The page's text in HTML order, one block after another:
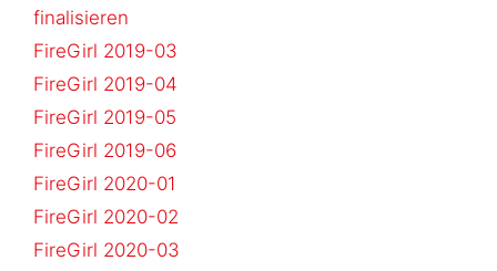
finalisieren
FireGirl 2019-03
FireGirl 2019-04
FireGirl 2019-05
FireGirl 2019-06
FireGirl 2020-01
FireGirl 2020-02
FireGirl 2020-03